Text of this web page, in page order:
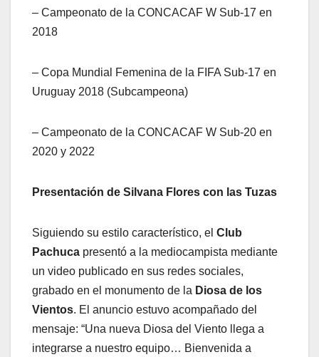
– Campeonato de la CONCACAF W Sub-17 en
2018
– Copa Mundial Femenina de la FIFA Sub-17 en
Uruguay 2018 (Subcampeona)
– Campeonato de la CONCACAF W Sub-20 en
2020 y 2022
Presentación de Silvana Flores con las Tuzas
Siguiendo su estilo característico, el Club
Pachuca presentó a la mediocampista mediante
un video publicado en sus redes sociales,
grabado en el monumento de la Diosa de los
Vientos. El anuncio estuvo acompañado del
mensaje: “Una nueva Diosa del Viento llega a
integrarse a nuestro equipo… Bienvenida a